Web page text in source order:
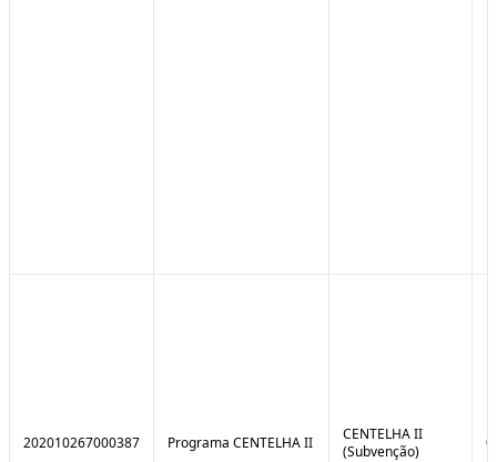
202010267000387 Programa CENTELHA II
CENTELHA II
(Subvenção)